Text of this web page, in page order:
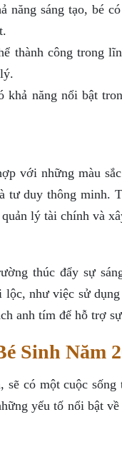
năng sáng tạo, bé
thành công trong
khả năng nổi bật
với những màu
duy thông minh.
lý tài chính và
thúc đẩy sự
như việc sử
anh tím để hỗ trợ
Sinh Năm
có một cuộc sống
yếu tố nổi bật